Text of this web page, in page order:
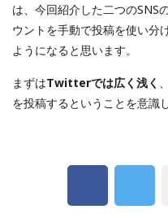
は、今回紹介した二つのSNS
ウントを手動で投稿を使い分
ようになると思います。
まずはTwitterでは広く浅く 、
を投稿するということを意識